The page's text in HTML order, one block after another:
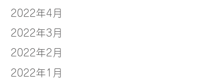
2022年4月
2022年3月
2022年2月
2022年1月